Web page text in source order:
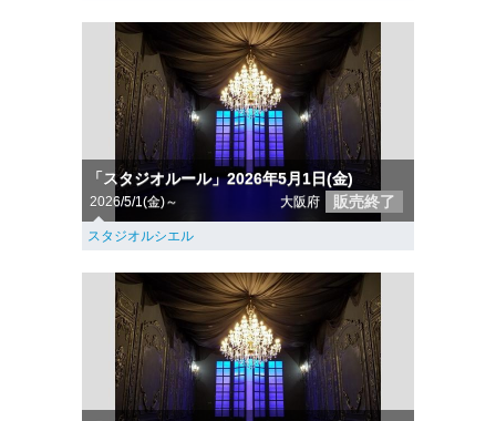
「スタジオルール」2026年5月1日(金)
2026/5/1(金)～ 大阪府 販売終了
スタジオルシエル